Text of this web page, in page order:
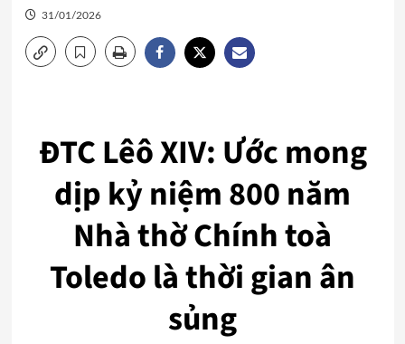
31/01/2026
ĐTC Lêô XIV: Ước mong
dịp kỷ niệm 800 năm
Nhà thờ Chính toà
Toledo là thời gian ân
sủng